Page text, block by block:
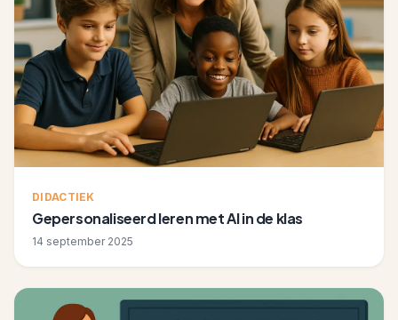
DIDACTIEK
Gepersonaliseerd leren met AI in de klas
14 september 2025